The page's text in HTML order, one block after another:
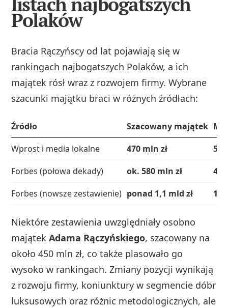
Polaków
Bracia Rączyńscy od lat pojawiają się w
rankingach najbogatszych Polaków, a ich
majątek rósł wraz z rozwojem firmy. Wybrane
szacunki majątku braci w różnych źródłach:
Źródło Szacowany majątek
Wprost i media lokalne
470 mln zł
57.
Forbes (połowa dekady)
ok. 580 mln zł
43.
Forbes (nowsze zestawienie) ponad 1,1 mld zł 16.
Niektóre zestawienia uwzględniały osobno
majątekAdama Rączyńskiego, szacowany na
około 450 mln zł, co także plasowało go
wysoko w rankingach. Zmiany pozycji wynikają
z rozwoju firmy, koniunktury w segmencie dóbr
luksusowych oraz różnic metodologicznych, ale